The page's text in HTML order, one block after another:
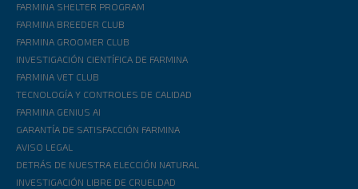
FARMINA SHELTER PROGRAM
FARMINA BREEDER CLUB
FARMINA GROOMER CLUB
INVESTIGACIÓN CIENTÍFICA DE FARMINA
FARMINA VET CLUB
TECNOLOGÍA Y CONTROLES DE CALIDAD
FARMINA GENIUS AI
GARANTÍA DE SATISFACCIÓN FARMINA
AVISO LEGAL
DETRÁS DE NUESTRA ELECCIÓN NATURAL
INVESTIGACIÓN LIBRE DE CRUELDAD